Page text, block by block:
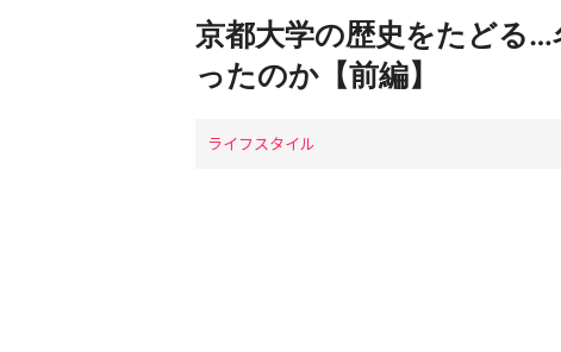
京都大学の歴史をたどる
ったのか【前編】
ライフスタイル